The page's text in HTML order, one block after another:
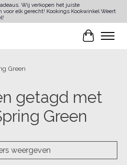
Wij verkopen het juiste
voor elk gerecht! Kookings Kookwinkel Weert
Green
getagd met
Green
weergeven